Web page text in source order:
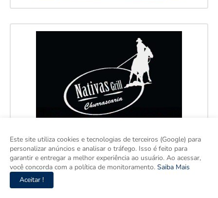
Este site utiliza cookies e tecnologias de terceiros (Google) para
personalizar anúncios e analisar o tráfego. Isso é feito para
garantir e entregar a melhor experiência ao usuário. Ao acessar,
você concorda com a política de monitoramento. Saiba Mais
Aceitar !